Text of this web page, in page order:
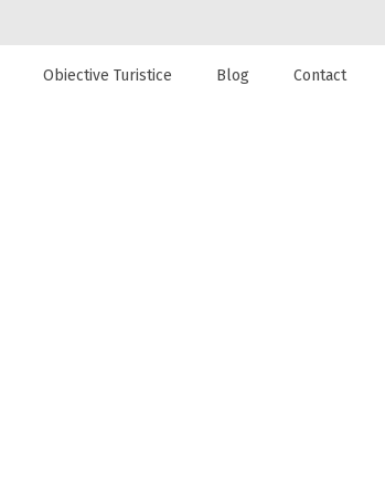
Obiective Turistice Blog Contact